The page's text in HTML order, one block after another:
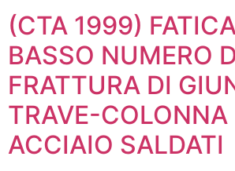
(CTA 1999)
BASSO NUMERO
FRATTURA DI
TRAVE-COLONNA
ACCIAIO SALDATI